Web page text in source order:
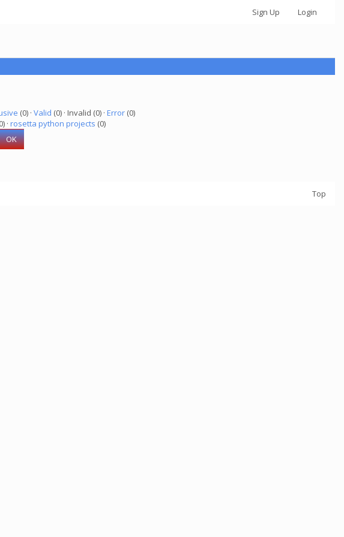
Sign Up Login
(0) · Valid (0) · Invalid (0) · Error(0)
· rosetta python projects (0)
Top